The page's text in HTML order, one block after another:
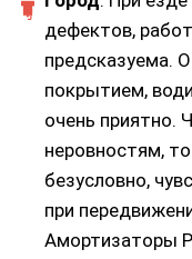
дефектов,
предсказуема.
покрытием,
очень приятно.
неровностям,
безусловно,
при
Амортизаторы